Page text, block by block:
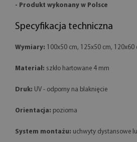
- Produkt wykonany w Polsce
Specyfikacja techniczna
Wymiary: 100x50 cm, 125x50 cm, 120x60
Materiał: szkło hartowane 4 mm
Druk: UV - odporny na blaknięcie
Orientacja: pozioma
System montażu: uchwyty dystansowe